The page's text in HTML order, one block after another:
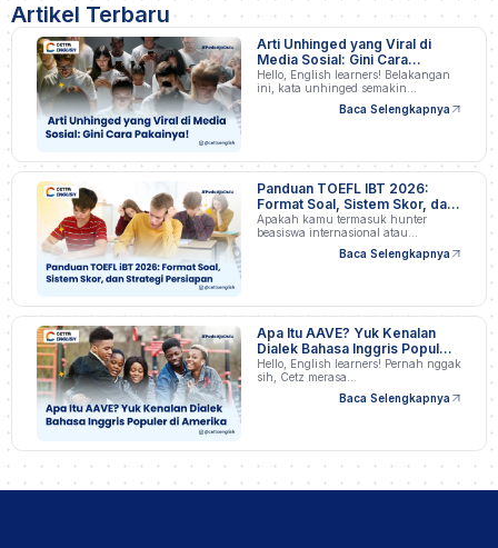
Artikel Terbaru
Arti Unhinged yang Viral di
Media Sosial: Gini Cara
Pakainya!
Hello, English learners! Belakangan
ini, kata unhinged semakin…
Baca Selengkapnya
Panduan TOEFL IBT 2026:
Format Soal, Sistem Skor, dan
Strategi Persiapan
Apakah kamu termasuk hunter
beasiswa internasional atau
Baca Selengkapnya
Apa Itu AAVE? Yuk Kenalan
Dialek Bahasa Inggris Populer
di Amerika
Hello, English learners! Pernah nggak
sih, Cetz merasa…
Baca Selengkapnya